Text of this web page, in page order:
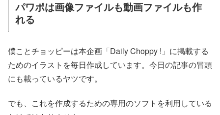
パワポは画像ファイルも動画ファイルも作
れる
僕ことチョッピーは本企画「Daily Choppy !」に掲載する
ためのイラストを毎日作成しています。今日の記事の冒頭
にも載っているヤツです。
でも、これを作成するための専用のソフトを利用している